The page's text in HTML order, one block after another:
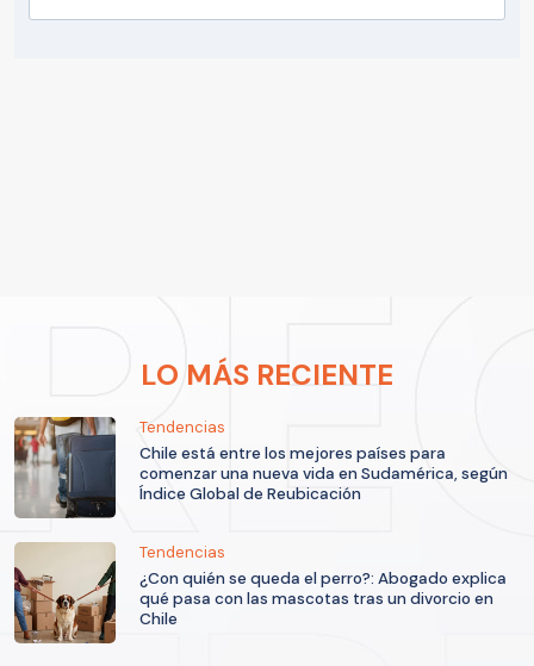
LO MÁS RECIENTE
Tendencias
Chile está entre los mejores países para
comenzar una nueva vida en Sudamérica, según
Índice Global de Reubicación
Tendencias
¿Con quién se queda el perro?: Abogado explica
qué pasa con las mascotas tras un divorcio en
Chile